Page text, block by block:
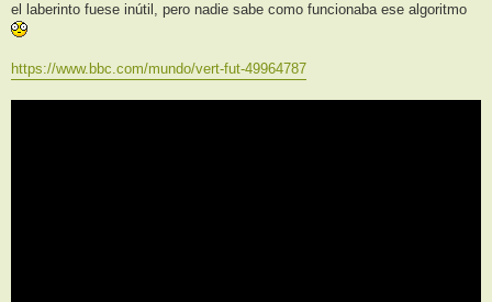
el laberinto fuese inútil, pero nadie sabe como funcionaba ese algoritmo
https://www.bbc.com/mundo/vert-fut-49964787